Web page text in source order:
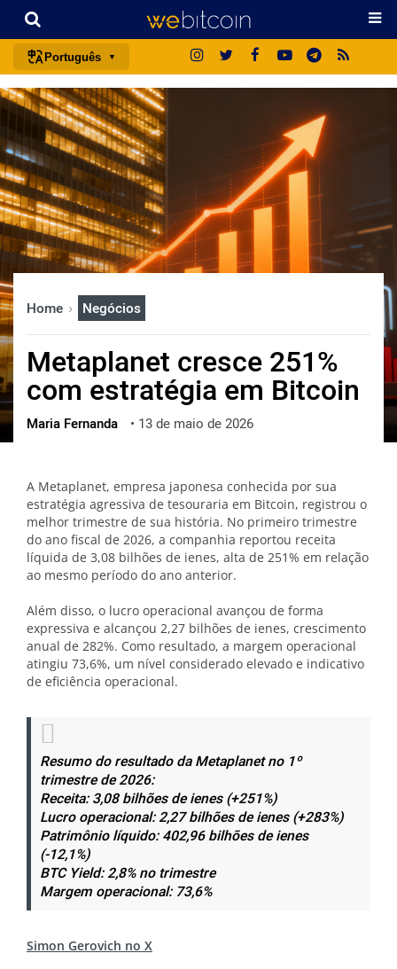
Português
português (BR)
english
español
français
italiano
deutsch
日本語
русский
العربية
ქართული
Home Negócios
Metaplanet cresce 251%
com estratégia em Bitcoin
Maria Fernanda • 13 de maio de 2026
A Metaplanet, empresa japonesa conhecida por sua
estratégia agressiva de tesouraria em Bitcoin, registrou o
melhor trimestre de sua história. No primeiro trimestre
do ano fiscal de 2026, a companhia reportou receita
líquida de 3,08 bilhões de ienes, alta de 251% em relação
ao mesmo período do ano anterior.
Além disso, o lucro operacional avançou de forma
expressiva e alcançou 2,27 bilhões de ienes, crescimento
anual de 282%. Como resultado, a margem operacional
atingiu 73,6%, um nível considerado elevado e indicativo
de eficiência operacional.
Resumo do resultado da Metaplanet no 1º
trimestre de 2026:
Receita: 3,08 bilhões de ienes (+251%)
Lucro operacional: 2,27 bilhões de ienes (+283%)
Patrimônio líquido: 402,96 bilhões de ienes
(-12,1%)
BTC Yield: 2,8% no trimestre
Margem operacional: 73,6%
Simon Gerovich no X